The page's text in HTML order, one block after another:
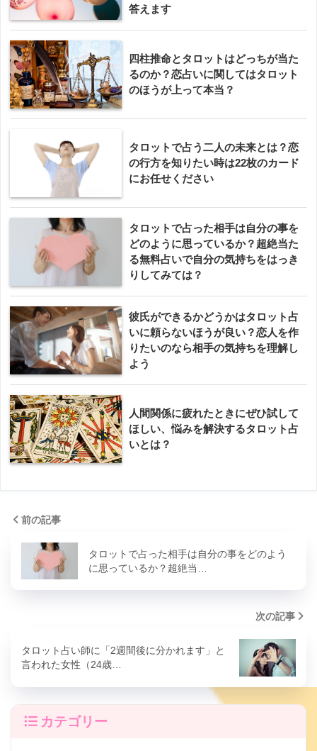
答えます
四柱推命とタロットはどっちが当た
るのか？恋占いに関してはタロット
のほうが上って本当？
タロットで占う二人の未来とは？恋
の行方を知りたい時は22枚のカード
にお任せください
タロットで占った相手は自分の事を
どのように思っているか？超絶当た
る無料占いで自分の気持ちをはっき
りしてみては？
彼氏ができるかどうかはタロット占
いに頼らないほうが良い？恋人を作
りたいのなら相手の気持ちを理解し
よう
人間関係に疲れたときにぜひ試して
ほしい、悩みを解決するタロット占
いとは？
前の記事
タロットで占った相手は自分の事をどのよう
に思っているか？超絶当…
次の記事
タロット占い師に「2週間後に分かれます」と
言われた女性（24歳…
カテゴリー